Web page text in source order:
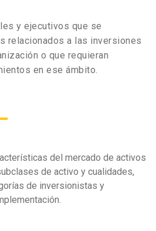
y ejecutivos que se
relacionados a las inversiones
o que requieran
en ese ámbito.
del mercado de activos
de activo y cualidades,
de inversionistas y